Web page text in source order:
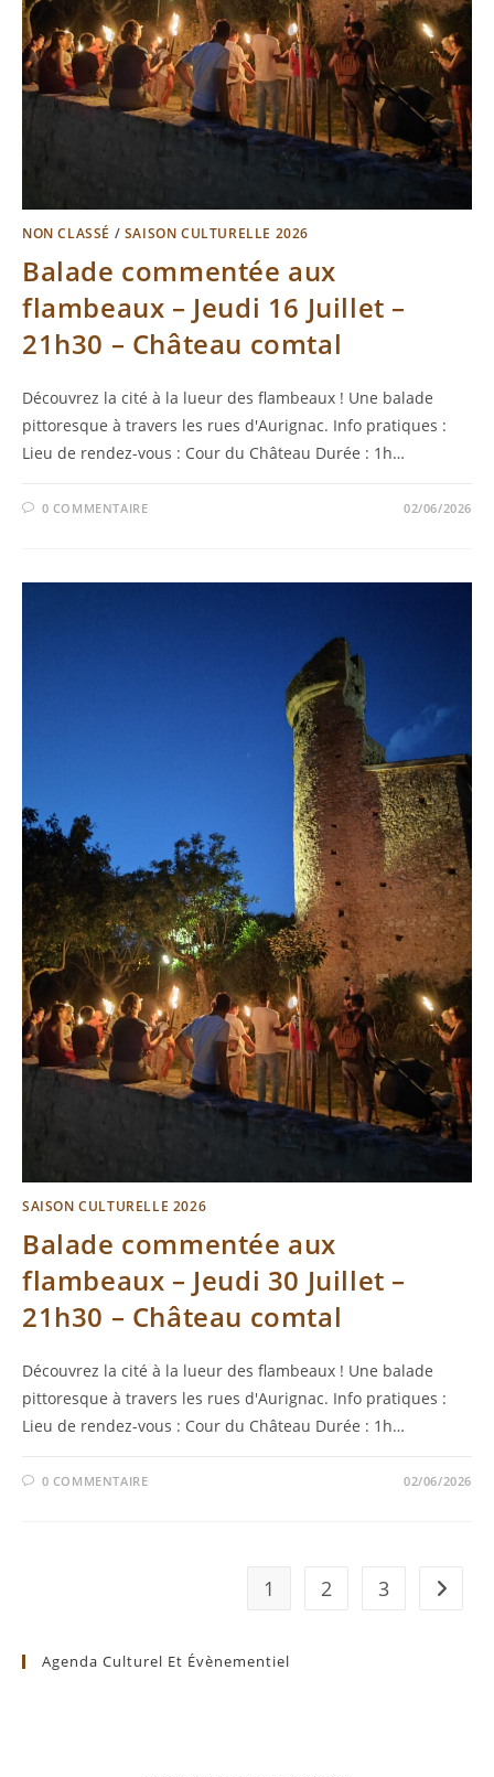
NON CLASSÉ / SAISON CULTURELLE 2026
Balade commentée aux
flambeaux – Jeudi 16 Juillet –
21h30 – Château comtal
Découvrez la cité à la lueur des flambeaux ! Une balade
pittoresque à travers les rues d'Aurignac. Info pratiques :
Lieu de rendez-vous : Cour du Château Durée : 1h…
0 COMMENTAIRE 02/06/2026
SAISON CULTURELLE 2026
Balade commentée aux
flambeaux – Jeudi 30 Juillet –
21h30 – Château comtal
Découvrez la cité à la lueur des flambeaux ! Une balade
pittoresque à travers les rues d'Aurignac. Info pratiques :
Lieu de rendez-vous : Cour du Château Durée : 1h…
0 COMMENTAIRE 02/06/2026
1 2 3 Aller à
Agenda Culturel Et Évènementiel